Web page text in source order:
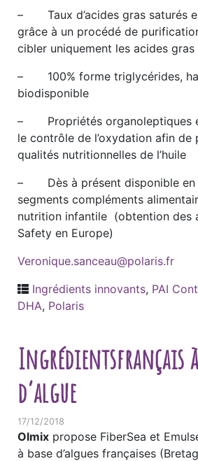
– Taux d’acides gras saturés
grâce à un procédé de
cibler uniquement les acides gras
– 100% forme triglycérides,
biodisponible
– Propriétés organoleptiques
le contrôle de l’oxydation afin de
qualités nutritionnelles de l’huile
– Dès à présent disponible en
segments compléments
nutrition infantile (obtention des
Safety en Europe)
Veronique.sanceau@polaris.fr
Ingrédients innovants, PAI
DHA, Polaris
Ingrédientsfrançais à
d’algue
17/12/2018
Olmix propose FiberSea et
à base d’algues françaises